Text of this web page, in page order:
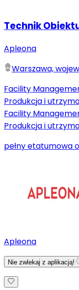
Technik
Apleona
Warszawa,
Facility
Produkcja i
Facility
Produkcja i
pełny etatumowa
Apleona
Nie zwlekaj z aplikacją!